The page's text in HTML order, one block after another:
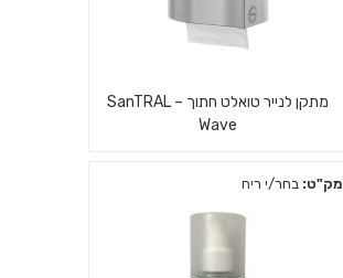
מתקן לנייר טואלט חתוך – SanTRAL
Wave
מתקן נירוסטה לנייר טואלט חתוך
בשיטת הצץ רץ
מק"ט: בחר/י ריח